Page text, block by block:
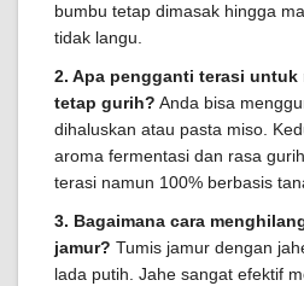
bumbu tetap dimasak hingga
tidak langu.
2. Apa pengganti terasi untuk
tetap gurih? Anda bisa
dihaluskan atau pasta miso.
aroma fermentasi dan rasa
terasi namun 100% berbasis
3. Bagaimana cara
jamur? Tumis jamur dengan
lada putih. Jahe sangat efektif